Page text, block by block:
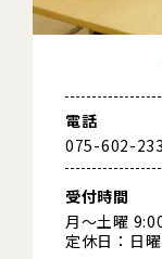
電話
075-602-
受付時間
月～土曜
定休日：日